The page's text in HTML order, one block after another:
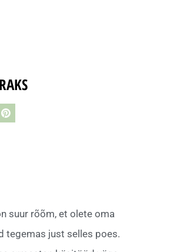
suur rõõm, et olete oma
tegemas just selles poes.